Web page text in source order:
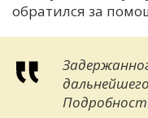
обратился за